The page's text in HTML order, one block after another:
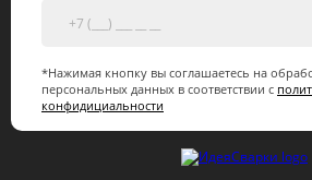
*Нажимая кнопку вы соглашаетесь на
персональных данных в соответствии с
конфидициальности